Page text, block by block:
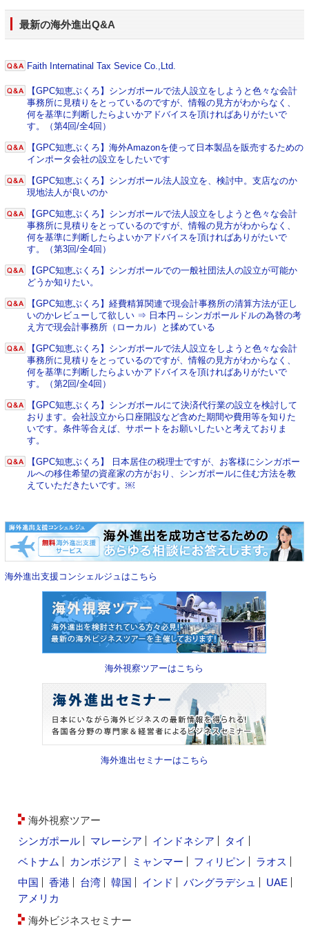
最新の海外進出Q&A
Faith Internatinal Tax Sevice Co.,Ltd.
【GPC知恵ぶくろ】シンガポールで法人設立をしようと色々な会計
事務所に見積りをとっているのですが、情報の見方がわからなく、
何を基準に判断したらよいかアドバイスを頂ければありがたいで
す。（第4回/全4回）
【GPC知恵ぶくろ】海外Amazonを使って日本製品を販売するための
インポータ会社の設立をしたいです
【GPC知恵ぶくろ】シンガポール法人設立を、検討中。支店なのか
現地法人が良いのか
【GPC知恵ぶくろ】シンガポールで法人設立をしようと色々な会計
事務所に見積りをとっているのですが、情報の見方がわからなく、
何を基準に判断したらよいかアドバイスを頂ければありがたいで
す。（第3回/全4回）
【GPC知恵ぶくろ】シンガポールでの一般社団法人の設立が可能か
どうか知りたい。
【GPC知恵ぶくろ】経費精算関連で現会計事務所の清算方法が正し
いのかレビューして欲しい ⇒ 日本円⇔シンガポールドルの為替の考
え方で現会計事務所（ローカル）と揉めている
【GPC知恵ぶくろ】シンガポールで法人設立をしようと色々な会計
事務所に見積りをとっているのですが、情報の見方がわからなく、
何を基準に判断したらよいかアドバイスを頂ければありがたいで
す。（第2回/全4回）
【GPC知恵ぶくろ】シンガポールにて決済代行業の設立を検討して
おります。会社設立から口座開設など含めた期間や費用等を知りた
いです。条件等合えば、サポートをお願いしたいと考えておりま
す。
【GPC知恵ぶくろ】 日本居住の税理士ですが、お客様にシンガポー
ルへの移住希望の資産家の方がおり、シンガポールに住む方法を教
えていただきたいです。￼
海外進出支援コンシェルジュはこちら
海外視察ツアーはこちら
海外進出セミナーはこちら
海外視察ツアー
シンガポール
マレーシア インドネシア
タイ
ベトナム
カンボジア ミャンマー フィリピン
ラオス
中国
香港 台湾 韓国 インド バングラデシュ
UAE
アメリカ
海外ビジネスセミナー